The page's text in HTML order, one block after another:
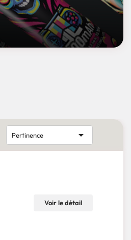
Pertinence 
Voir le détail